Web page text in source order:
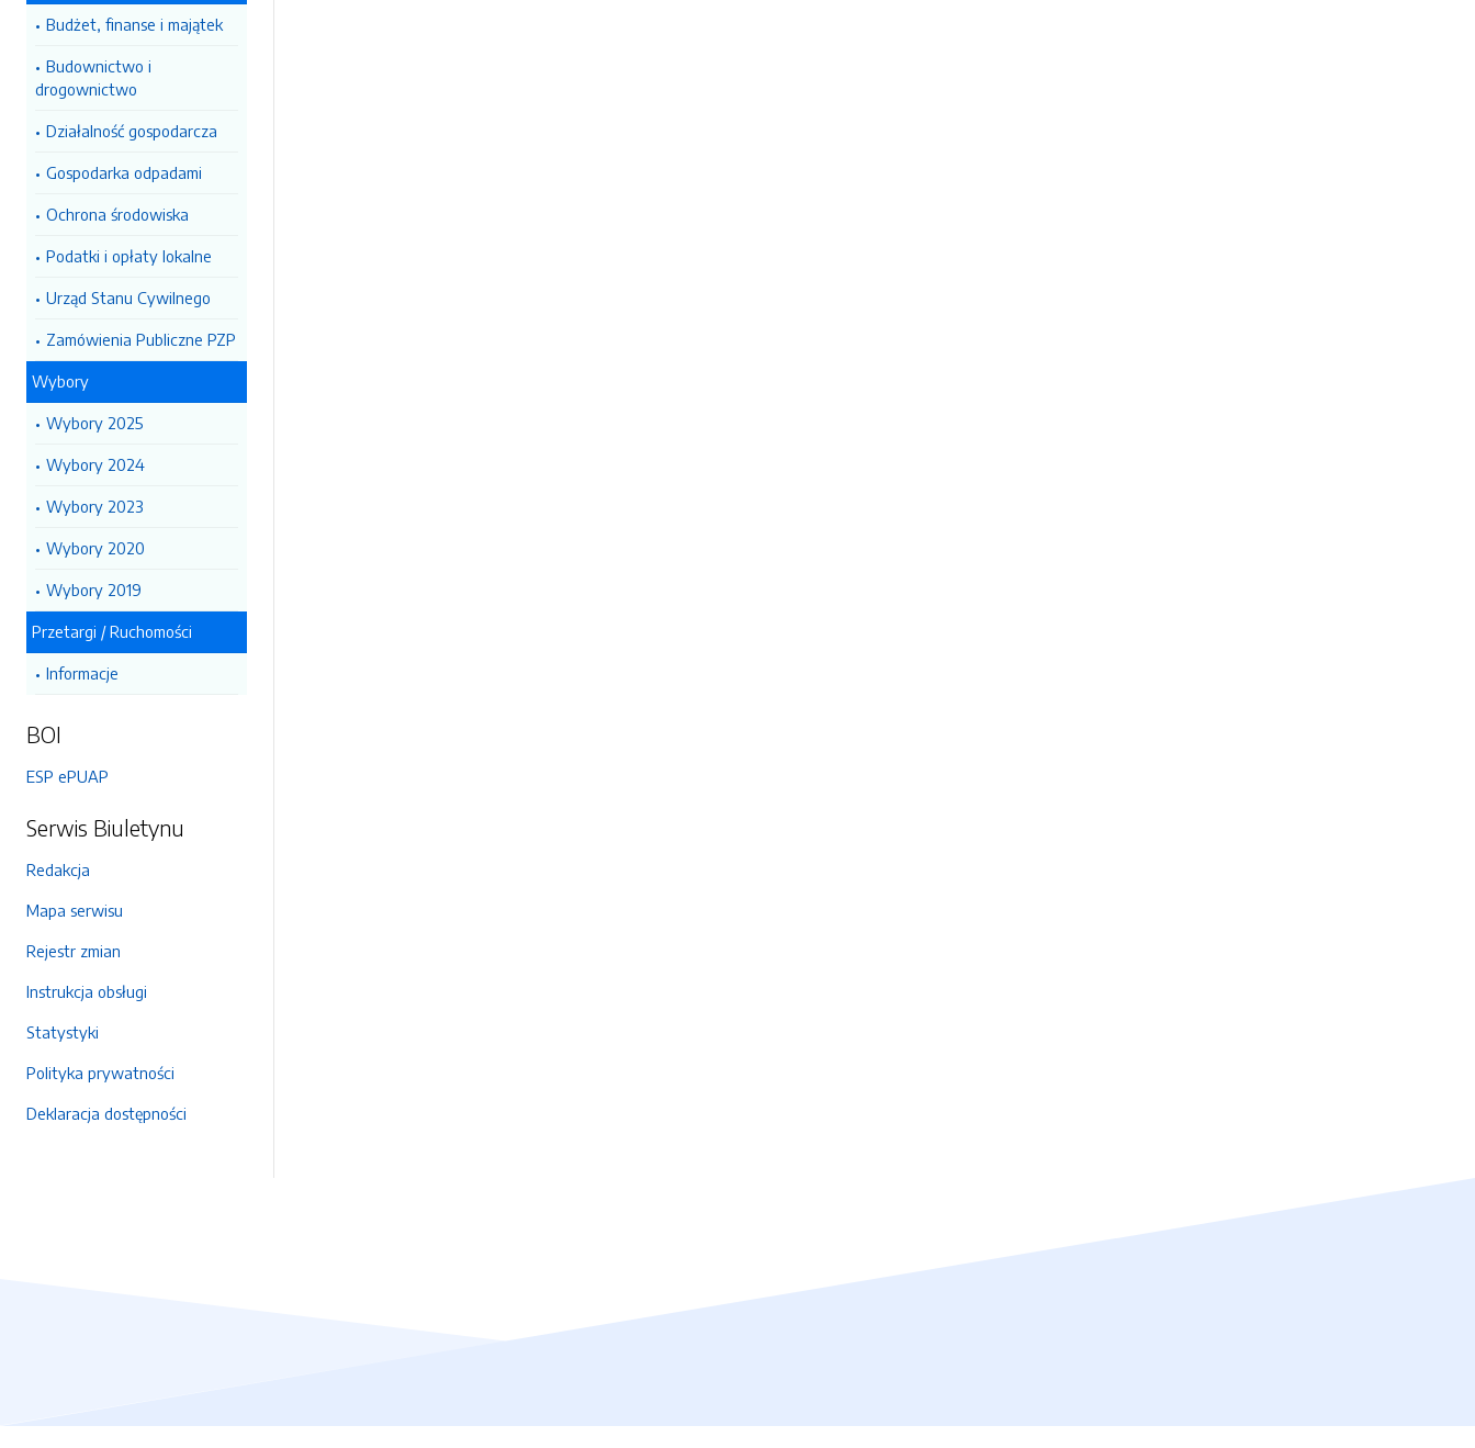
Budżet, finanse i majątek
Budownictwo i
drogownictwo
Działalność gospodarcza
Gospodarka odpadami
Ochrona środowiska
Podatki i opłaty lokalne
Urząd Stanu Cywilnego
Zamówienia Publiczne PZP
Wybory
Wybory 2025
Wybory 2024
Wybory 2023
Wybory 2020
Wybory 2019
Przetargi / Ruchomości
Informacje
BOI
ESP ePUAP
Serwis Biuletynu
Redakcja
Mapa serwisu
Rejestr zmian
Instrukcja obsługi
Statystyki
Polityka prywatności
Deklaracja dostępności